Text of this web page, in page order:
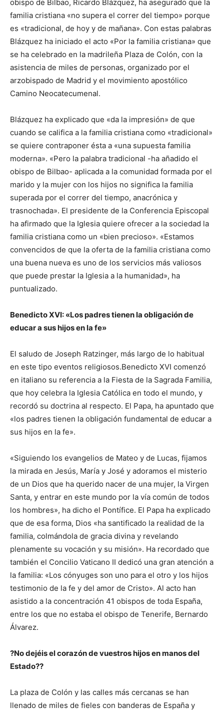
obispo de Bilbao, Ricardo Blázquez, ha asegurado que la
familia cristiana «no supera el correr del tiempo» porque
es «tradicional, de hoy y de mañana». Con estas palabras
Blázquez ha iniciado el acto «Por la familia cristiana» que
se ha celebrado en la madrileña Plaza de Colón, con la
asistencia de miles de personas, organizado por el
arzobispado de Madrid y el movimiento apostólico
Camino Neocatecumenal.
Blázquez ha explicado que «da la impresión» de que
cuando se califica a la familia cristiana como «tradicional»
se quiere contraponer ésta a «una supuesta familia
moderna». «Pero la palabra tradicional -ha añadido el
obispo de Bilbao- aplicada a la comunidad formada por el
marido y la mujer con los hijos no significa la familia
superada por el correr del tiempo, anacrónica y
trasnochada». El presidente de la Conferencia Episcopal
ha afirmado que la Iglesia quiere ofrecer a la sociedad la
familia cristiana como un «bien precioso». «Estamos
convencidos de que la oferta de la familia cristiana como
una buena nueva es uno de los servicios más valiosos
que puede prestar la Iglesia a la humanidad», ha
puntualizado.
Benedicto XVI: «Los padres tienen la obligación de
educar a sus hijos en la fe»
El saludo de Joseph Ratzinger, más largo de lo habitual
en este tipo eventos religiosos.Benedicto XVI comenzó
en italiano su referencia a la Fiesta de la Sagrada Familia,
que hoy celebra la Iglesia Católica en todo el mundo, y
recordó su doctrina al respecto. El Papa, ha apuntado que
«los padres tienen la obligación fundamental de educar a
sus hijos en la fe».
«Siguiendo los evangelios de Mateo y de Lucas, fijamos
la mirada en Jesús, María y José y adoramos el misterio
de un Dios que ha querido nacer de una mujer, la Virgen
Santa, y entrar en este mundo por la vía común de todos
los hombres», ha dicho el Pontífice. El Papa ha explicado
que de esa forma, Dios «ha santificado la realidad de la
familia, colmándola de gracia divina y revelando
plenamente su vocación y su misión». Ha recordado que
también el Concilio Vaticano II dedicó una gran atención a
la familia: «Los cónyuges son uno para el otro y los hijos
testimonio de la fe y del amor de Cristo». Al acto han
asistido a la concentración 41 obispos de toda España,
entre los que no estaba el obispo de Tenerife, Bernardo
Álvarez.
?No dejéis el corazón de vuestros hijos en manos del
Estado??
La plaza de Colón y las calles más cercanas se han
llenado de miles de fieles con banderas de España y